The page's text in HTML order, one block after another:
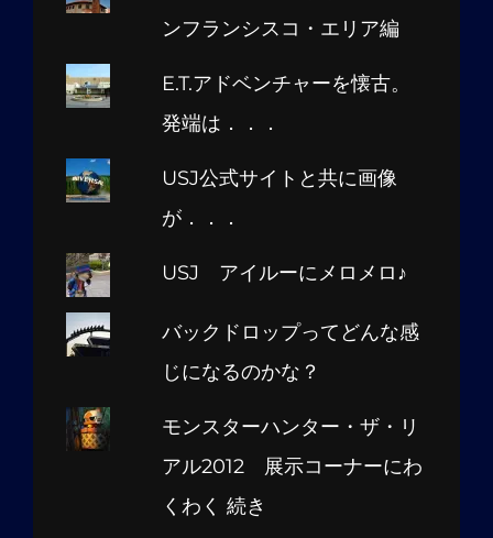
ンフランシスコ・エリア編
E.T.アドベンチャーを懐古。
発端は．．．
USJ公式サイトと共に画像
が．．．
USJ アイルーにメロメロ♪
バックドロップってどんな感
じになるのかな？
モンスターハンター・ザ・リ
アル2012 展示コーナーにわ
くわく 続き